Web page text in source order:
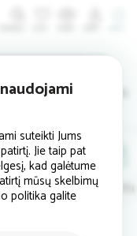
Miegamojo Vaikų
suteikti Jums
Jie taip pat
kad galėtume
mūsų skelbimų
politika galite